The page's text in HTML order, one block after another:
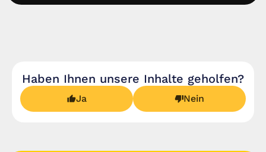
Haben Ihnen unsere Inhalte geholfen?
Ja Nein